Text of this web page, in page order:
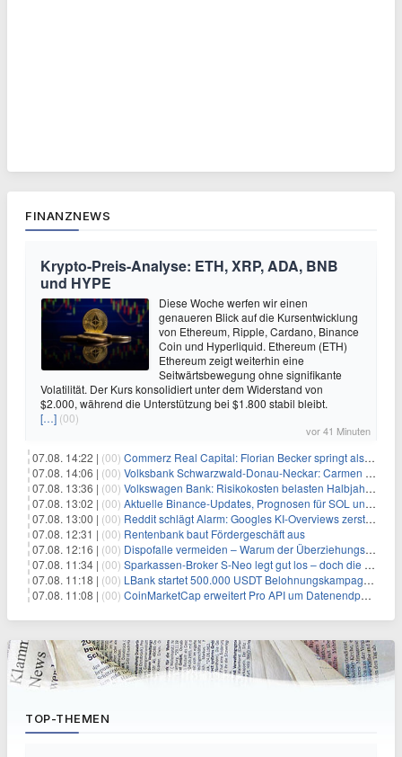
FINANZNEWS
Krypto-Preis-Analyse: ETH, XRP, ADA, BNB
und HYPE
Diese Woche werfen wir einen
genaueren Blick auf die Kursentwicklung
von Ethereum, Ripple, Cardano, Binance
Coin und Hyperliquid. Ethereum (ETH)
Ethereum zeigt weiterhin eine
Seitwärtsbewegung ohne signifikante
Volatilität. Der Kurs konsolidiert unter dem Widerstand von
$2.000, während die Unterstützung bei $1.800 stabil bleibt.
[…] (00)
vor 41 Minuten
07.08. 14:22 | (00) Commerz Real Capital: Florian Becker springt als Leiter ein
07.08. 14:06 | (00) Volksbank Schwarzwald-Donau-Neckar: Carmen Wedam übernimmt Aufsichtsratsvorsitz
07.08. 13:36 | (00) Volkswagen Bank: Risikokosten belasten Halbjahresergebnis
07.08. 13:02 | (00) Aktuelle Binance-Updates, Prognosen für SOL und DOGE: Zusammenfassung vom 7. August
07.08. 13:00 | (00) Reddit schlägt Alarm: Googles KI-Overviews zerstören das Traffic-Geschäftsmodell
07.08. 12:31 | (00) Rentenbank baut Fördergeschäft aus
07.08. 12:16 | (00) Dispofalle vermeiden – Warum der Überziehungskredit teurer ist als gedacht
07.08. 11:34 | (00) Sparkassen-Broker S-Neo legt gut los – doch die Schwachstellen bleiben
07.08. 11:18 | (00) LBank startet 500.000 USDT Belohnungskampagne mit Pudgy Penguins
07.08. 11:08 | (00) CoinMarketCap erweitert Pro API um Datenendpunkte für reale Vermögenswerte
TOP-THEMEN